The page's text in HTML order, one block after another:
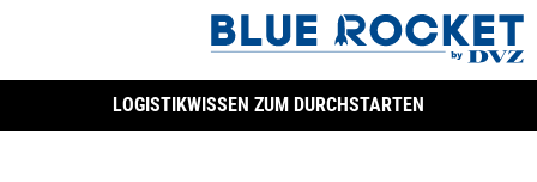
LOGISTIKWISSEN ZUM DURCHSTARTEN